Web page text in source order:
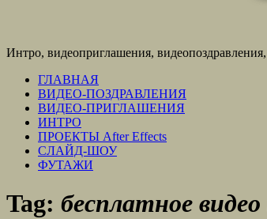
Интро, видеоприглашения,
ГЛАВНАЯ
ВИДЕО-ПОЗДРАВЛЕНИЯ
ВИДЕО-ПРИГЛАШЕНИЯ
ИНТРО
ПРОЕКТЫ After Effects
СЛАЙД-ШОУ
ФУТАЖИ
Tag: бесплатное